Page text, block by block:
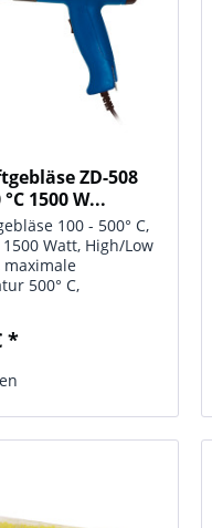
ZD-508
1500 W...
100 - 500° C,
Watt, High/Low
maximale
500° C,
0,8 kg.
*